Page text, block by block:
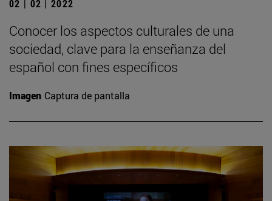
02 | 02 | 2022
Conocer los aspectos culturales de una
sociedad, clave para la enseñanza del
español con fines específicos
Imagen Captura de pantalla